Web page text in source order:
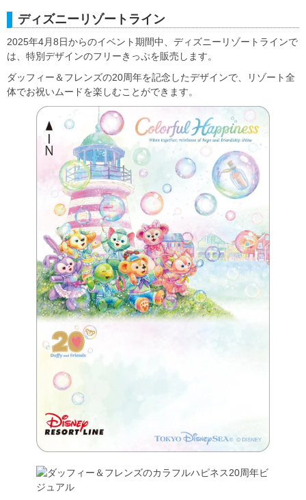
ディズニーリゾートライン
2025年4月8日からのイベント期間中、ディズニーリゾートラインで
は、特別デザインのフリーきっぷを販売します。
ダッフィー＆フレンズの20周年を記念したデザインで、リゾート全
体でお祝いムードを楽しむことができます。